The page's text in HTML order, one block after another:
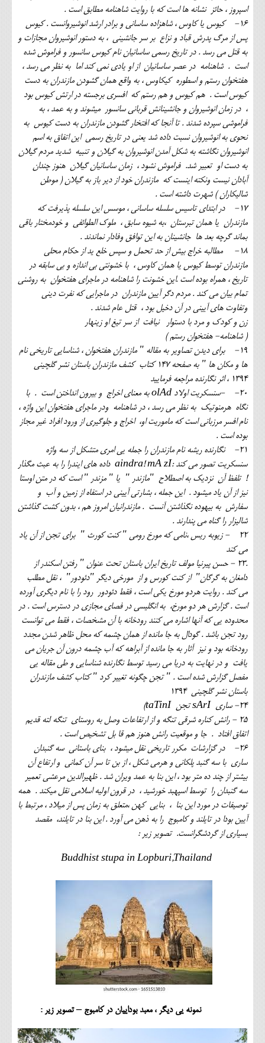
اسپروز ، حائز نشانه ها است که با روایت شاهنامه مطابق است .
16- کیوس یا کاوس ، شاهزاده ساسانی و برادر ارشد انوشیروانست . کیوس
پس از مرگ پدرش قباد و نزاع بر سر جانشینی ، به دستور انوشیروان مجازات و
به قتل می رسد . در تاریخ رسمی ساسانیان نام کیوس سانسور و فراموش شده
است . شاهنامه در عصر ساسانیان از او یادی نمی کند اما به نظر می رسد ،
هفتخوان رستم و اسطوره کیکاوس ، به واقع همان گشودن مازندران به دست
کیوس است . هم کیوس و هم رستم که افسری برجسته در ارتش کیوس بود
، در زمان انوشیروان و جانشینانش قربانی سانسور میشوند و به عمد ، به
فراموشی سپرده شدند . تا آنجا که افتخار گشودن مازندران به دست کیوس به
نحوی به انوشیروان نسبت داده شد یعنی در تاریخ رسمی این اتفاق به اسم
انوشیروان نگاشته به شکل آمدن انوشیروان به گیلان و تنبیه شدید مردم گیلان
به دست او تعبیر شد. فراموش نشود ، زمان ساسانیان گیلان هنوز چندان
آبادان نیست ونکته اینست که مازندران خود از دیر باز به گیلان ( موطن
شالیکاران ) شهرت داشته است .
17- در ابتدای تاسیس سلسله ساسانی ، موسس این سلسله پذیرفت که
مازندران یا همان تبرستان ،به شیوه سابق ، ملوک الطوائفی و خودمختار باقی
بماند گرچه بعد ها جانشینان به این توافق وفادار نماندند .
18- مطالبه خراج بیش از حد تحمل و سپس خلع ید از حکام محلی
مازندران توسط کیوس یا همان کاوس ، با خشونتی بی اندازه و بی سابقه در
تاریخ ، همراه بوده است .این خشونت را شاهنامه در ماجرای هفتخوان به روشنی
تمام بیان می کند . مردم دگر آیین مازندران در ماجرایی که نفرت دینی
وتفاوت های آیینی در آن دخیل بود ، قتل عام شدند .
زن و کودک و مرد با دستوار نیافت از سر تیغ او زینهار
( شاهنامه- هفتخوان رستم )
19- برای دیدن تصاویر به مقاله " مازندران هفتخوان ، شناسایی تاریخی نام
ها و مکان ها " به صفحه 147 کتاب کشف مازندران باستان نشر گلچینی
1394 ، اثر نگارنده مراجعه فرمایید
20- -سنسکریت اولاد olAd به معنای اخراج و بیرون انداختن است . با
نگاه هرمنوتیک به نظر می رسد ، در شاهنامه ودر ماجرای هفتخوان این واژه ،
نام افسر مرزبانی است که ماموریت او، اخراج و جلوگیری از ورود افراد غیر مجاز
بوده است .
21- نگارنده ریشه نام مازندران را جمله یی امری متشکل از سه واژه
سنسکریت تصور می کند :aindra! mA zI داده های ایندرا را به عبث مگذار
! تلفظ آن نزدیک به اصطلاح "مازندر " یا " مزندر " است که در متن اوستا
نیز از آن یاد میشود . این جمله ، بشارتی آیینی در استفاه از زمین و آب و
سفارش به بیهوده نگذاشتن آنست . مازندرانیان امروز هم ، بدون کشت گذاشتن
شالیزار را گناه می پندارند .
22 - زیوبه ریس ،نامی که مورخ رومی " کنت کورث " برای تجن از آن یاد
می کند
.23 - حسن پیرنیا مولف تاریخ ایران باستان تحت عنوان " رفتن اسکندر از
دامغان به گرگان" از کنت کورس و از مورخی دیگر "دئودور" ، نقل مطلب
می کند . روایت هردو مورخ یکی است ، فقط دئودور رود را با نام دیگری آورده
است . گزارش هر دو مورخ، به انگلیسی در فصای مجازی در دسترس است . در
محدوده یی که آنها اشاره می کنند رودخانه با آن مشخصات ، فقط می توانست
رود تجن باشد . گودال به جا مانده از همان چشمه که محل ظاهر شدن مجدد
رودخانه بود و نیز آثار به جا مانده از آبراهه که آب چشمه درون آن جریان می
یافت و در نهایت به دریا می رسید توسط نگارنده شناسایی و طی مقاله یی
مفصل گزارش شده است . " تجن چگونه تغییر کرد " کتاب کشف مازندران
باستان نشر گلچینی 1394
24- ساری sArI تجن taTinI)
25 - رانش کناره شرقی تنگه و از ارتفاعات وصل به روستای تنگه لته قدیم
اتفاق افتاد . جا و موقعیت رانش هنوز هم قا بل تشخیص است .
26- در گزارشات مکرر تاریخی نقل میشود ، بنای باستانی سه گنبدان
ساری با سه گنبد پلکانی و هرمی شکل ، از بن تا سر آن کمانی و ارتفاع آن
بیشتر از چند ده متر بود ، این بنا به عمد ویران شد . ظهیرالدین مرعشی تعمیر
سه گنبدان را توسط اسپهبد خورشید ، در قرون اولیه اسلامی نقل میکند . همه
توصیفات در مورد این بنا ، بنایی کهن ،متعلق به زمان پس از میلاد ، مرتبط با
آیین بودا در تایلند و کامبوج را به ذهن می آورد . این بنا در تایلند، مقصد
بسیاری از گردشگرانست. تصویر زیر :
Buddhist stupa in Lopburi,Thailand
نمونه یی دیگر ، معبد بوداییان در کامبوج – تصویر زیر :